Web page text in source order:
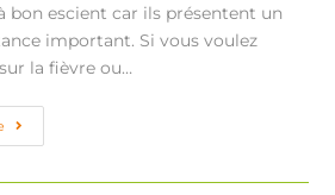
bon escient car ils présentent un
important. Si vous voulez
la fièvre ou…